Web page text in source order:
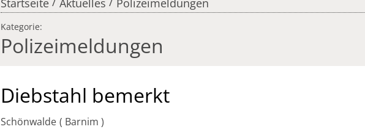
Startseite Aktuelles Polizeimeldungen
Kategorie:
Polizeimeldungen
Diebstahl bemerkt
Schönwalde Barnim